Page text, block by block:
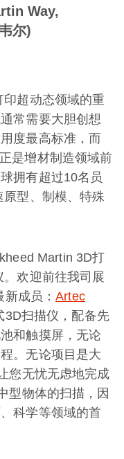
Way,
尔)
超动态领域的重
常需要大胆创想
度最高标准，而
是增材制造领域前
拥有超过10名员
型、制模、特殊
Martin 3D打
欢迎前往我司展
新成员：Artec
3D扫描仪，配备先
和触摸屏，无论
。无论项目是大
您无忧无虑地完成
型物体的扫描，因
科学等领域的首